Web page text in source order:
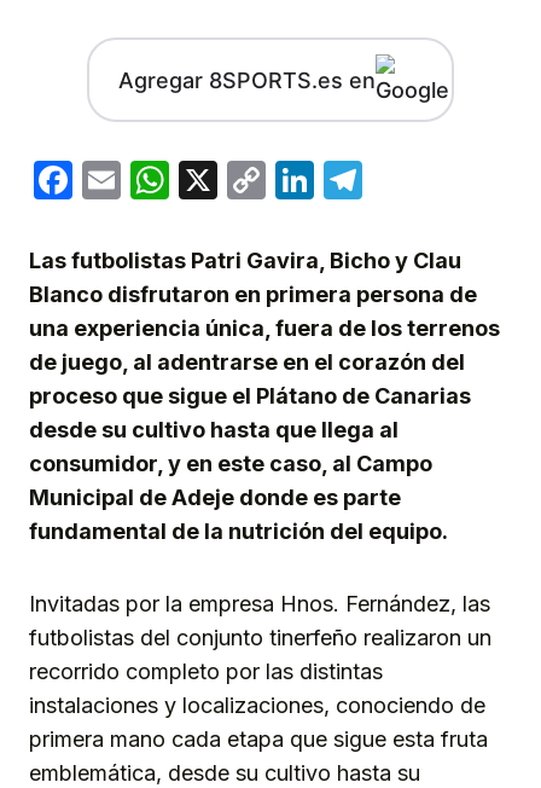
Agregar 8SPORTS.es en
Facebook
EmailWhatsApp
X
CopyLinkedIn
Las futbolistas Patri Gavira, Bicho y Clau
Blanco disfrutaron en primera persona de
una experiencia única, fuera de los terrenos
de juego, al adentrarse en el corazón del
proceso que sigue el Plátano de Canarias
desde su cultivo hasta que llega al
consumidor, y en este caso, al Campo
Municipal de Adeje donde es parte
fundamental de la nutrición del equipo.
Invitadas por la empresa Hnos. Fernández, las
futbolistas del conjunto tinerfeño realizaron un
recorrido completo por las distintas
instalaciones y localizaciones, conociendo de
primera mano cada etapa que sigue esta fruta
emblemática, desde su cultivo hasta su